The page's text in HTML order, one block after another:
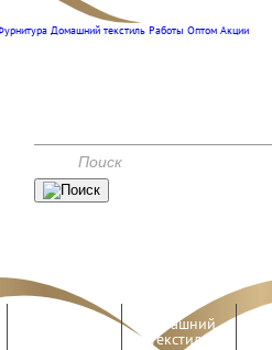
Домашний текстиль Работы Оптом Акции
КОНТАКТЫ АКЦИИ
Домашний
текстиль